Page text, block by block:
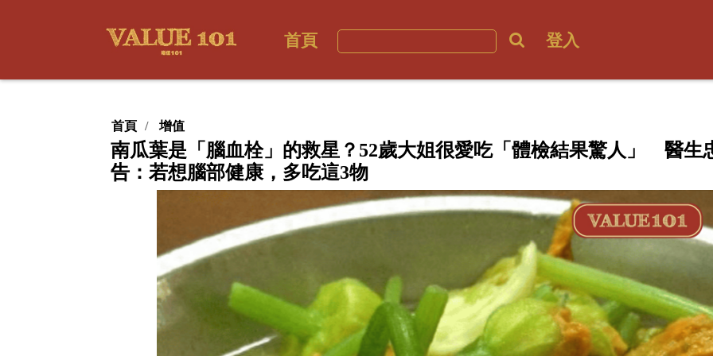
首頁 登入
首頁 增值
南瓜葉是「腦血栓」的救星？52歲大姐很愛吃「體檢結果驚人」 醫生
告：若想腦部健康，多吃這3物